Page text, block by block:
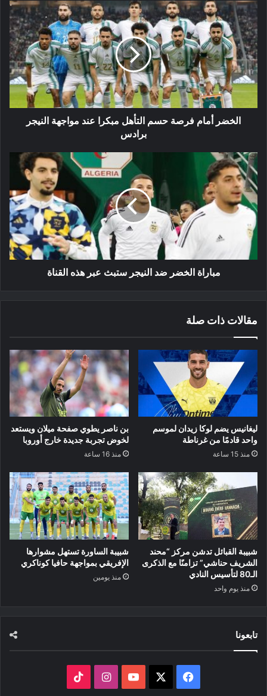
الخضر
أمام
فرصة
حسم
التأهل
مبكرا
عند
مواجهة
النيجر
برادسالخضر أمام فرصة حسم التأهل مبكرا عند مواجهة النيجر
برادس
مباراة
الخضر
ضد
النيجر
ستبث
هذه
القناة
مباراة الخضر ضد النيجر ستبث عبر هذه القناة
مقالات ذات صلة
ليغانيس يضم لوكا زيدان لموسم
واحد قادمًا من غرناطة
منذ 15 ساعة
بن ناصر يطوي صفحة ميلان ويستعد
لخوض تجربة جديدة خارج أوروبا
منذ 16 ساعة
شبيبة القبائل تدشن مركز “محند
الشريف حناشي” تزامنًا مع الذكرى
الـ80 لتأسيس النادي
منذ يوم واحد
شبيبة الساورة تستهل مشوارها
الإفريقي بمواجهة حافيا كوناكري
منذ يومين
تابعونا
فيسبوك ‫YouTubeانستقرام